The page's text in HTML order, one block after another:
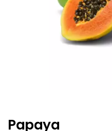
Papaya